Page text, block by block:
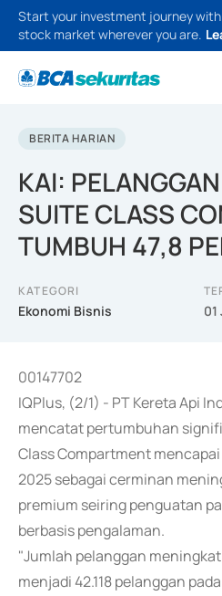
Start your investment journey
stock market wherever you are.
BERITA HARIAN
KAI:
SUITE CLASS
TUMBUH 47,8
KATEGORI
Ekonomi Bisnis
00147702
IQPlus, (2/1) - PT Kereta Api
mencatat pertumbuhan
Class Compartment
2025 sebagai cerminan
premium seiring penguatan
berbasis pengalaman.
"Jumlah pelanggan
menjadi 42.118 pelanggan